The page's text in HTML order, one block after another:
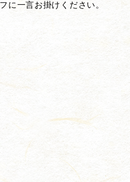
に一言お掛けください。